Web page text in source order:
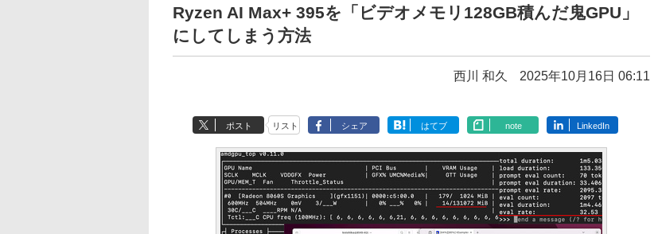
Ryzen AI Max+ 395を「ビデオメモリ128GB積んだ鬼GPU」
にしてしまう方法
西川 和久 2025年10月16日 06:11
ポスト リスト シェア はてブ note LinkedIn